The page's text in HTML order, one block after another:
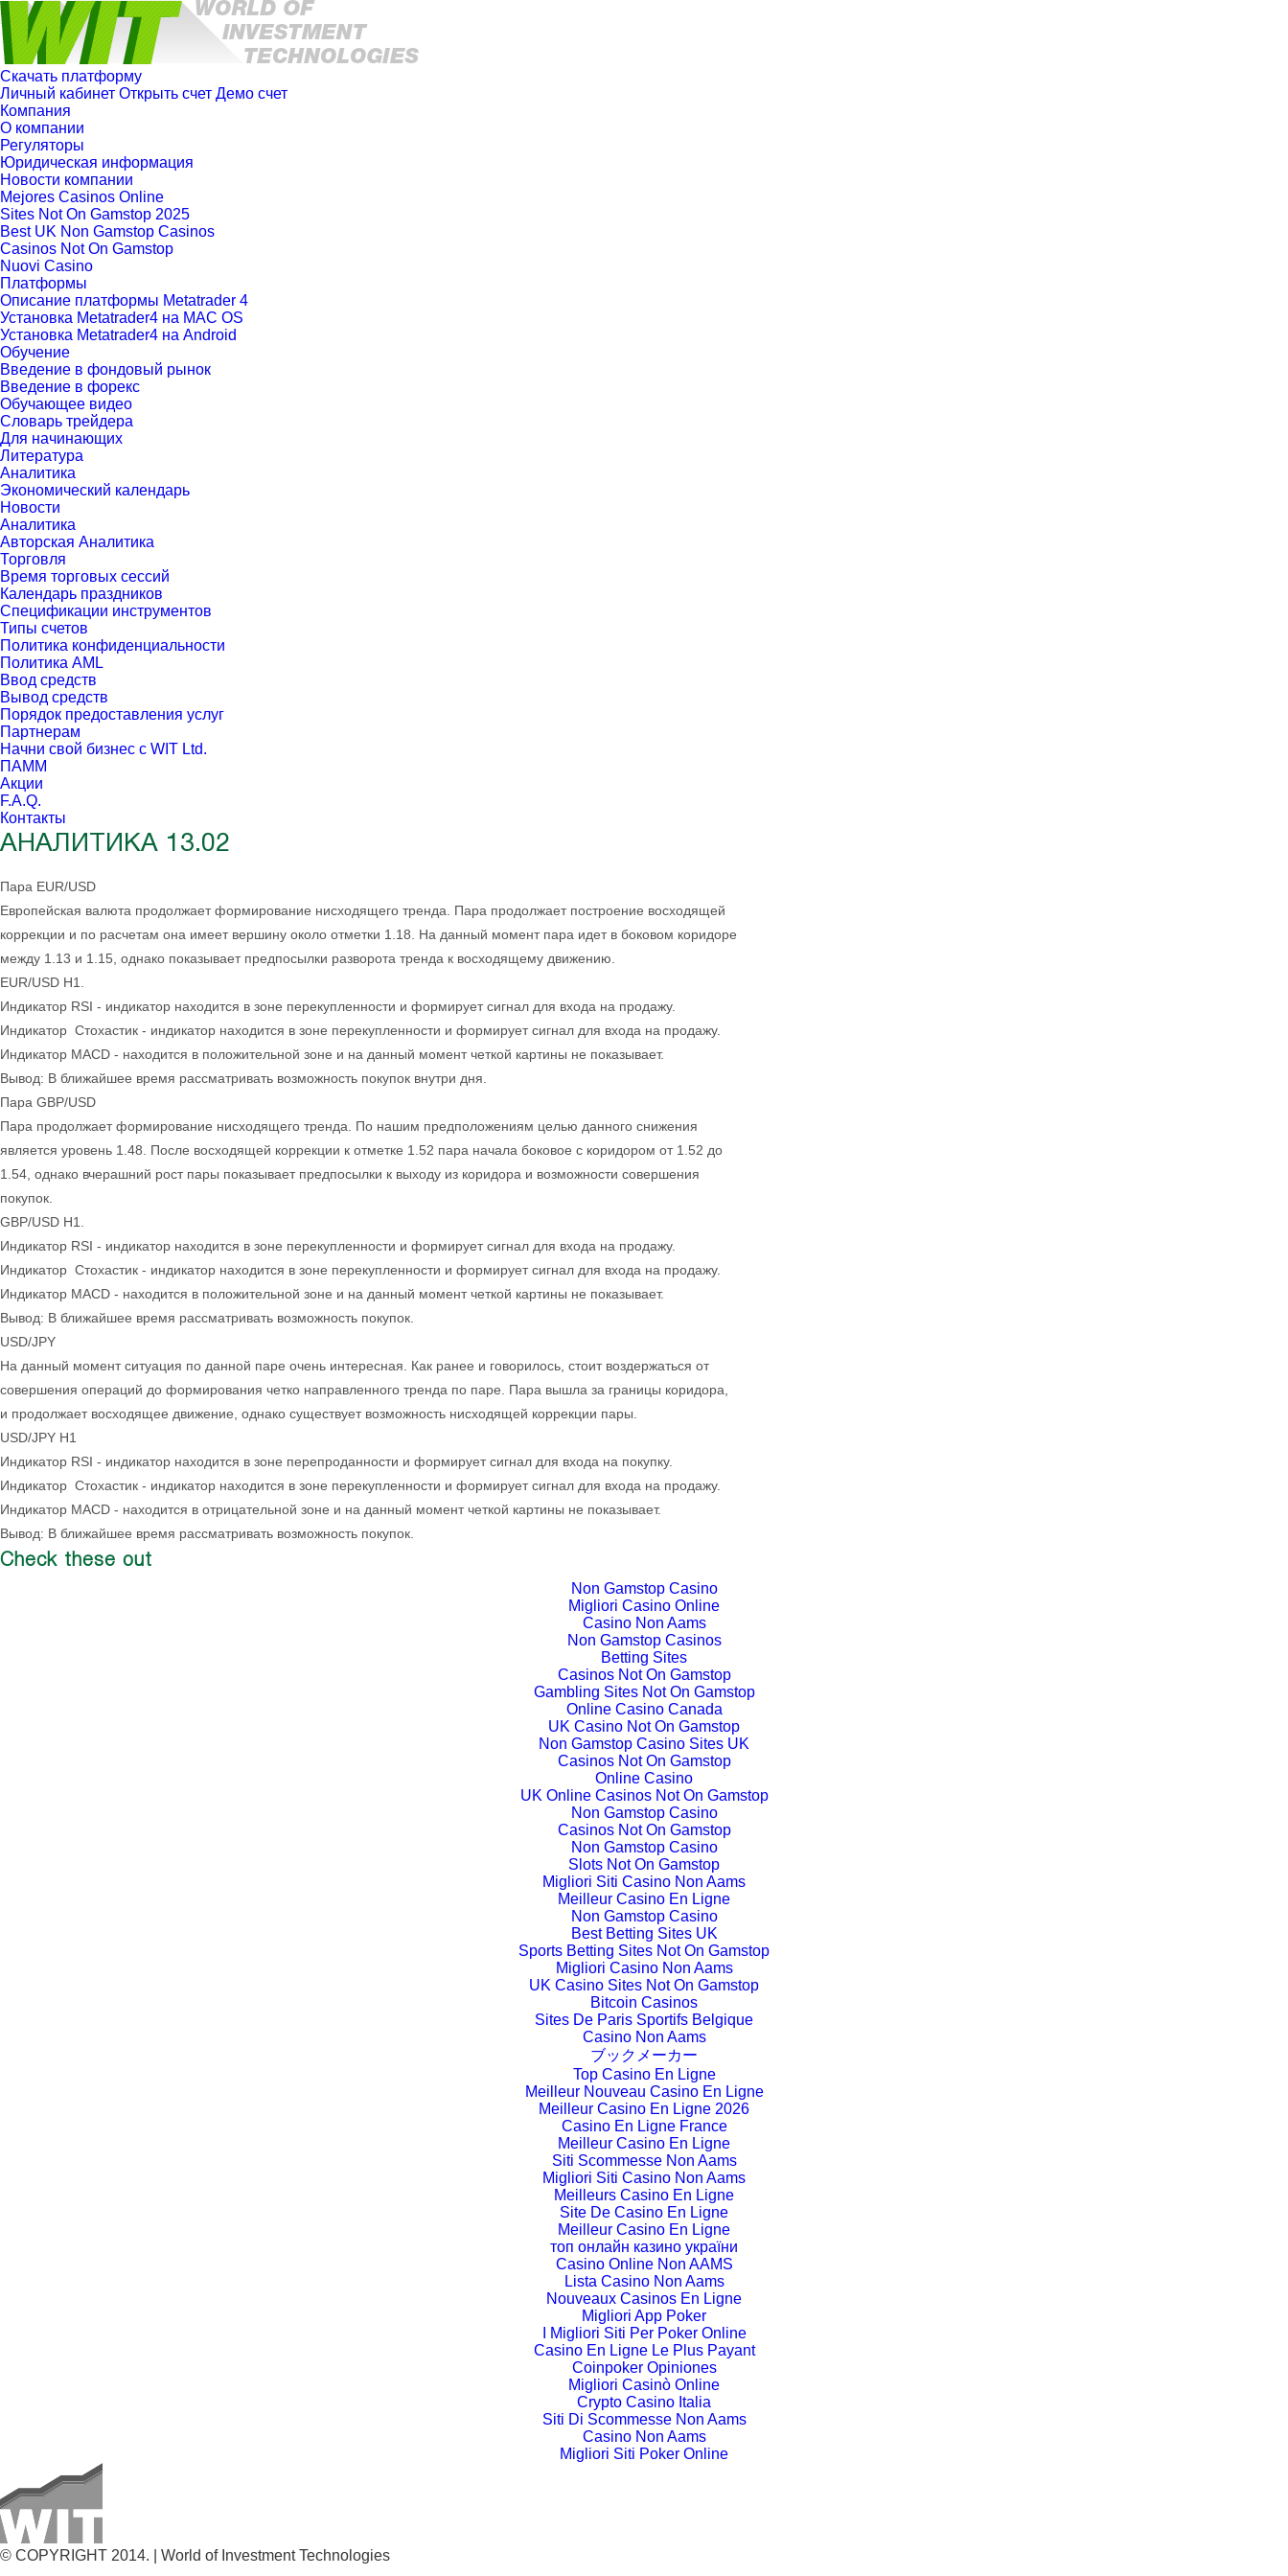
Скачать платформу
Личный кабинет Открыть счет Демо счет
Компания
О компании
Регуляторы
Юридическая информация
Новости компании
Mejores Casinos Online
Sites Not On Gamstop 2025
Best UK Non Gamstop Casinos
Casinos Not On Gamstop
Nuovi Casino
Платформы
Описание платформы Metatrader 4
Установка Metatrader4 на MAC OS
Установка Metatrader4 на Android
Обучение
Введение в фондовый рынок
Введение в форекс
Обучающее видео
Словарь трейдера
Для начинающих
Литература
Аналитика
Экономический календарь
Новости
Аналитика
Авторская Аналитика
Торговля
Время торговых сессий
Календарь праздников
Спецификации инструментов
Типы счетов
Политика конфиденциальности
Политика AML
Ввод средств
Вывод средств
Порядок предоставления услуг
Партнерам
Начни свой бизнес с WIT Ltd.
ПАММ
Акции
F.A.Q.
Контакты
АНАЛИТИКА 13.02
Пара EUR/USD
Европейская валюта продолжает формирование нисходящего тренда. Пара продолжает построение восходящей
коррекции и по расчетам она имеет вершину около отметки 1.18. На данный момент пара идет в боковом коридоре
между 1.13 и 1.15, однако показывает предпосылки разворота тренда к восходящему движению.
EUR/USD H1.
Индикатор RSI - индикатор находится в зоне перекупленности и формирует сигнал для входа на продажу.
Индикатор Стохастик - индикатор находится в зоне перекупленности и формирует сигнал для входа на продажу.
Индикатор MACD - находится в положительной зоне и на данный момент четкой картины не показывает.
Вывод: В ближайшее время рассматривать возможность покупок внутри дня.
Пара GBP/USD
Пара продолжает формирование нисходящего тренда. По нашим предположениям целью данного снижения
является уровень 1.48. После восходящей коррекции к отметке 1.52 пара начала боковое с коридором от 1.52 до
1.54, однако вчерашний рост пары показывает предпосылки к выходу из коридора и возможности совершения
покупок.
GBP/USD H1.
Индикатор RSI - индикатор находится в зоне перекупленности и формирует сигнал для входа на продажу.
Индикатор Стохастик - индикатор находится в зоне перекупленности и формирует сигнал для входа на продажу.
Индикатор MACD - находится в положительной зоне и на данный момент четкой картины не показывает.
Вывод: В ближайшее время рассматривать возможность покупок.
USD/JPY
На данный момент ситуация по данной паре очень интересная. Как ранее и говорилось, стоит воздержаться от
совершения операций до формирования четко направленного тренда по паре. Пара вышла за границы коридора,
и продолжает восходящее движение, однако существует возможность нисходящей коррекции пары.
USD/JPY H1
Индикатор RSI - индикатор находится в зоне перепроданности и формирует сигнал для входа на покупку.
Индикатор Стохастик - индикатор находится в зоне перекупленности и формирует сигнал для входа на продажу.
Индикатор MACD - находится в отрицательной зоне и на данный момент четкой картины не показывает.
Вывод: В ближайшее время рассматривать возможность покупок.
Check these out
Non Gamstop Casino
Migliori Casino Online
Casino Non Aams
Non Gamstop Casinos
Betting Sites
Casinos Not On Gamstop
Gambling Sites Not On Gamstop
Online Casino Canada
UK Casino Not On Gamstop
Non Gamstop Casino Sites UK
Casinos Not On Gamstop
Online Casino
UK Online Casinos Not On Gamstop
Non Gamstop Casino
Casinos Not On Gamstop
Non Gamstop Casino
Slots Not On Gamstop
Migliori Siti Casino Non Aams
Meilleur Casino En Ligne
Non Gamstop Casino
Best Betting Sites UK
Sports Betting Sites Not On Gamstop
Migliori Casino Non Aams
UK Casino Sites Not On Gamstop
Bitcoin Casinos
Sites De Paris Sportifs Belgique
Casino Non Aams
ブックメーカー
Top Casino En Ligne
Meilleur Nouveau Casino En Ligne
Meilleur Casino En Ligne 2026
Casino En Ligne France
Meilleur Casino En Ligne
Siti Scommesse Non Aams
Migliori Siti Casino Non Aams
Meilleurs Casino En Ligne
Site De Casino En Ligne
Meilleur Casino En Ligne
топ онлайн казино україни
Casino Online Non AAMS
Lista Casino Non Aams
Nouveaux Casinos En Ligne
Migliori App Poker
I Migliori Siti Per Poker Online
Casino En Ligne Le Plus Payant
Coinpoker Opiniones
Migliori Casinò Online
Crypto Casino Italia
Siti Di Scommesse Non Aams
Casino Non Aams
Migliori Siti Poker Online
© COPYRIGHT 2014. | World of Investment Technologies